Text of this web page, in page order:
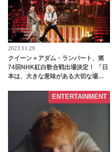
2023.11.29
クイーン＋アダム・ランバート、第
74回NHK紅白歌合戦出場決定！ 「日
本は、大きな意味がある大切な場
ENTERTAINMENT